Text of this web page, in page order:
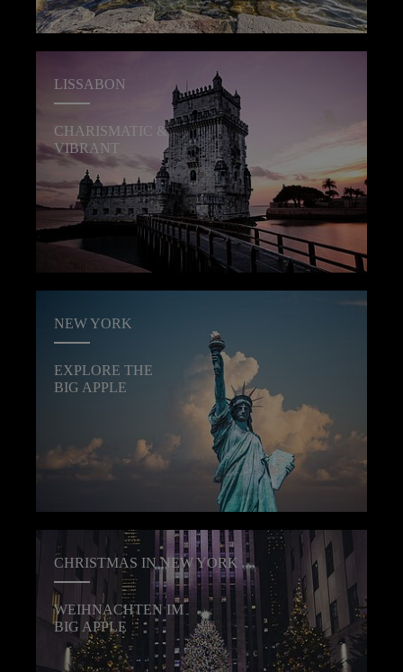
LISSABON
CHARISMATIC &
VIBRANT
NEW YORK
EXPLORE THE
BIG APPLE
CHRISTMAS IN NEW YORK
WEIHNACHTEN IM
BIG APPLE